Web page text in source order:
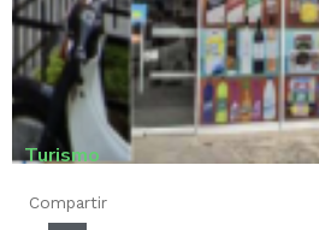
Turismo
Compartir